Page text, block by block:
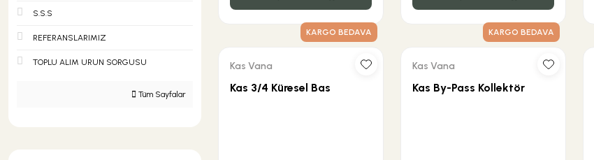
S.S.S
REFERANSLARIMIZ
TOPLU ALIM URUN SORGUSU
Tüm Sayfalar
KARGO BEDAVA
Kas Vana
Kas 3/4 Küresel Bas
KARGO BEDAVA
Kas Vana
Kas By-Pass Kollektör